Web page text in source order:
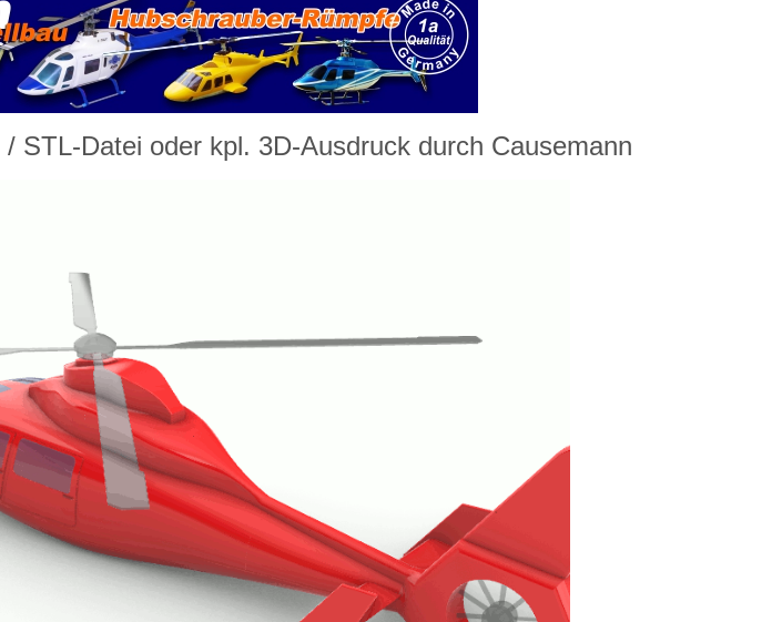
/ STL-Datei oder kpl. 3D-Ausdruck durch Causemann